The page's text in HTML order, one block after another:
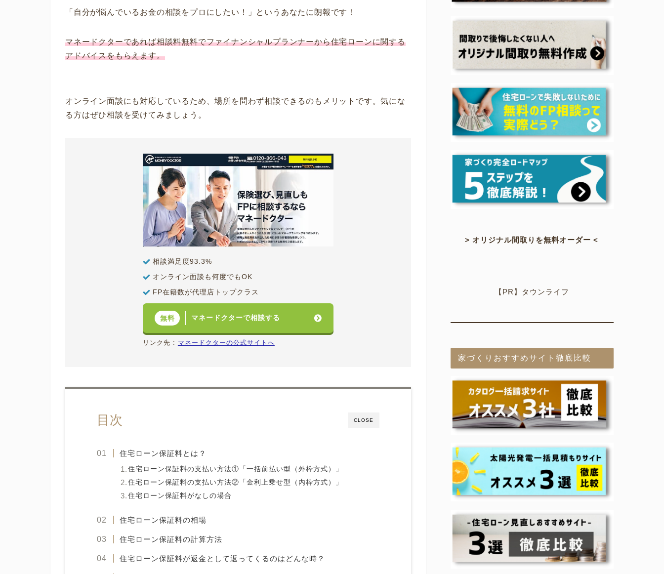
「自分が悩んでいるお金の相談をプロにしたい！」というあなたに朗報です！
マネードクターであれば相談料無料でファイナンシャルプランナーから住宅ローンに関する
アドバイスをもらえます。
オンライン面談にも対応しているため、場所を問わず相談できるのもメリットです。気にな
る方はぜひ相談を受けてみましょう。
相談満足度93.3%
オンライン面談も何度でもOK
FP在籍数が代理店トップクラス
無料 マネードクターで相談する
リンク先 : マネードクターの公式サイトへ
CLOSE
目次
住宅ローン保証料とは？
住宅ローン保証料の支払い方法①「一括前払い型（外枠方式）」
住宅ローン保証料の支払い方法②「金利上乗せ型（内枠方式）」
住宅ローン保証料がなしの場合
住宅ローン保証料の相場
住宅ローン保証料の計算方法
住宅ローン保証料が返金として返ってくるのはどんな時？
> オリジナル間取りを無料オーダー <
【PR】タウンライフ
家づくりおすすめサイト徹底比較